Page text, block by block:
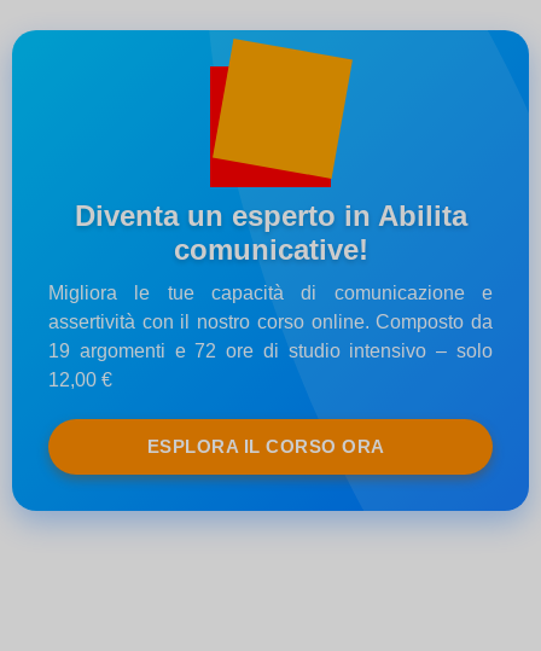
Diventa un esperto in Abilita
comunicative!
Migliora le tue capacità di comunicazione e
assertività con il nostro corso online. Composto da
19 argomenti e 72 ore di studio intensivo – solo
12,00 €
ESPLORA IL CORSO ORA